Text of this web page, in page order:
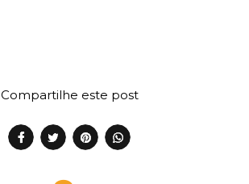
Compartilhe este post